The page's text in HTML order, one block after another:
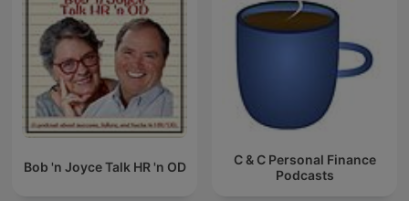
Bob 'n Joyce Talk HR 'n OD
C & C Personal Finance
Podcasts